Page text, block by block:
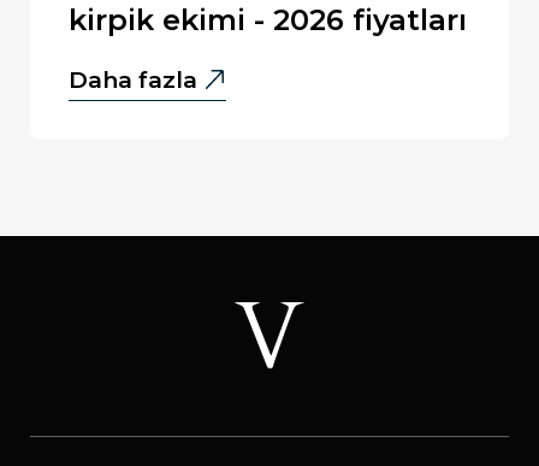
kirpik ekimi - 2026 fiyatları
Daha fazla İstanbul
Türkiye'de
Ekimi
2026
Fiyatları